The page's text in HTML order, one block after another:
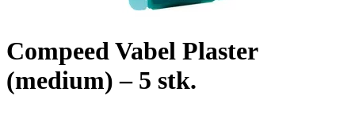
Compeed Vabel Plaster
(medium) – 5 stk.